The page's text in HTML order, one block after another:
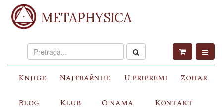
METAPHYSICA
Knjige Najtraženije U pripremi Zohar
Blog Klub O nama Kontakt